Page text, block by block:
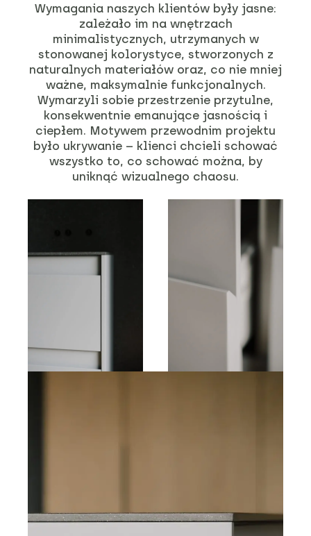
Wymagania naszych klientów były jasne:
zależało im na wnętrzach
minimalistycznych, utrzymanych w
stonowanej kolorystyce, stworzonych z
naturalnych materiałów oraz, co nie mniej
ważne, maksymalnie funkcjonalnych.
Wymarzyli sobie przestrzenie przytulne,
konsekwentnie emanujące jasnością i
ciepłem. Motywem przewodnim projektu
było ukrywanie – klienci chcieli schować
wszystko to, co schować można, by
uniknąć wizualnego chaosu.